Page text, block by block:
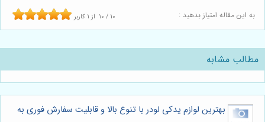
به این مقاله امتیاز بدهید : 10 / 10 از 1 کاربر
مطالب مشابه
بهترین لوازم یدکی لودر با تنوع بالا و قابلیت سفارش فوری به